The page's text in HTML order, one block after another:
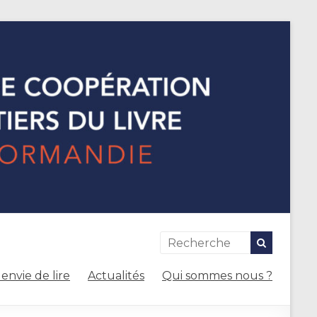
de lire Actualités Qui sommes nous ?